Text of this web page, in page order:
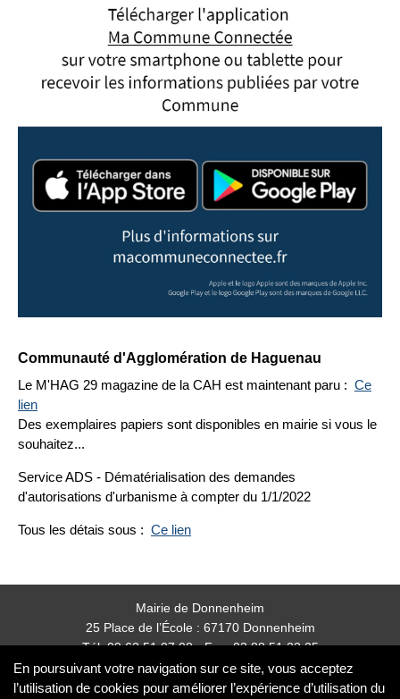
En poursuivant votre navigation sur ce site, vous acceptez
l’utilisation de cookies pour améliorer l’expérience d’utilisation du
Communauté d'Agglomération de Haguenau
Le M'HAG 29 magazine de la CAH est maintenant paru : Ce
lien
Des exemplaires papiers sont disponibles en mairie si vous le
souhaitez...
Service ADS - Dématérialisation des demandes
d'autorisations d'urbanisme à compter du 1/1/2022
Tous les détais sous : Ce lien
Mairie de Donnenheim
25 Place de l’École : 67170 Donnenheim
Tél: 09 62 51 07 08 - Fax: 03 88 51 23 25
mairie.donnenheim@orange.fr